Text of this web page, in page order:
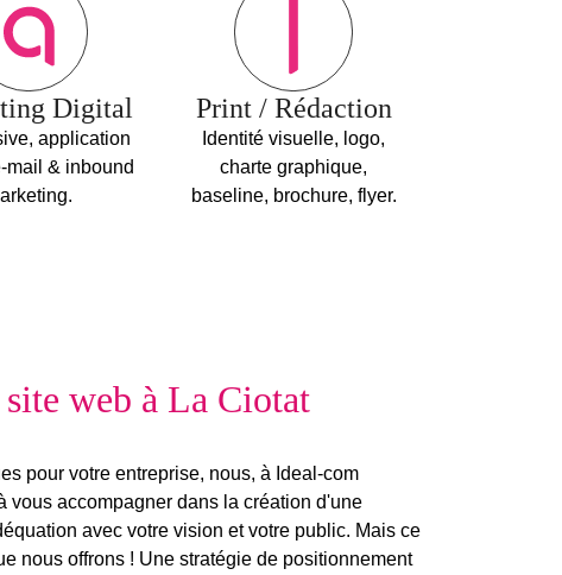
Digital
application
mail & inbound
Print / Rédaction
Identité visuelle, logo,
charte graphique,
baseline, brochure, flyer.
web à La Ciotat
pour votre entreprise, nous, à Ideal-com
vous accompagner dans la création d'une
avec votre vision et votre public. Mais ce
nous offrons ! Une stratégie de positionnement